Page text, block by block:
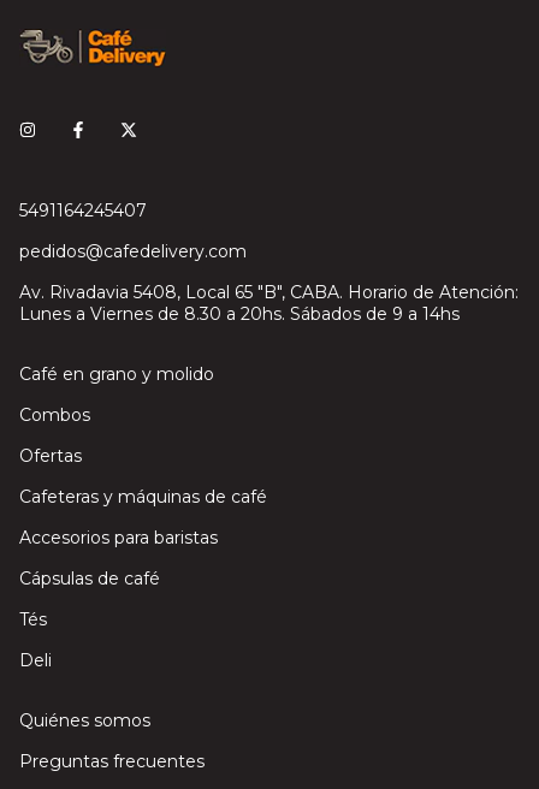
5491164245407
pedidos@cafedelivery.com
Av. Rivadavia 5408, Local 65 "B", CABA. Horario de Atención:
Lunes a Viernes de 8.30 a 20hs. Sábados de 9 a 14hs
Café en grano y molido
Combos
Ofertas
Cafeteras y máquinas de café
Accesorios para baristas
Cápsulas de café
Tés
Deli
Quiénes somos
Preguntas frecuentes